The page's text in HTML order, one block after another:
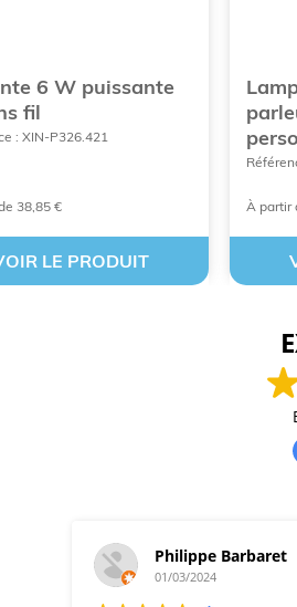
6 W puissante
fil
: XIN-P326.421
38,85 €
LE PRODUIT
À partir
Philippe Barbaret
01/03/2024